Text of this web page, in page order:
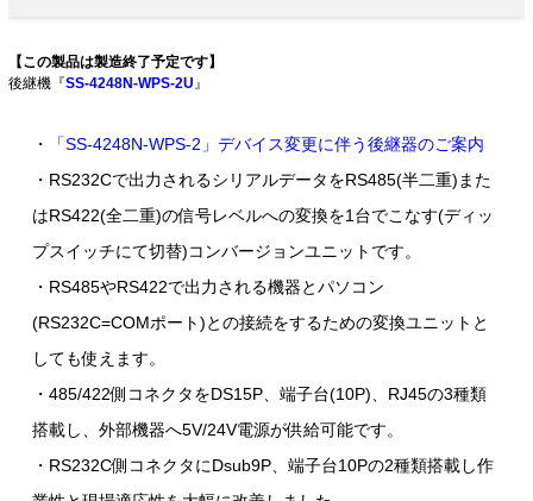
【この製品は製造終了予定です】
後継機『SS-4248N-WPS-2U』
・
「SS-4248N-WPS-2」デバイス変更に伴う後継器のご案内
・RS232Cで出力されるシリアルデータをRS485(半二重)また
はRS422(全二重)の信号レベルへの変換を1台でこなす(ディッ
プスイッチにて切替)コンバージョンユニットです。
・RS485やRS422で出力される機器とパソコン
(RS232C=COMポート)との接続をするための変換ユニットと
しても使えます。
・485/422側コネクタをDS15P、端子台(10P)、RJ45の3種類
搭載し、外部機器へ5V/24V電源が供給可能です。
・RS232C側コネクタにDsub9P、端子台10Pの2種類搭載し作